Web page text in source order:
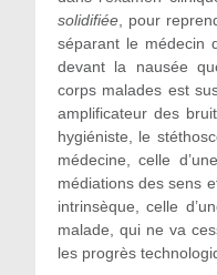
solidifiée, pour
séparant le médecin
devant la nausée
corps malades est
amplificateur des
hygiéniste, le
médecine, celle
médiations des sens
intrinsèque, celle
malade, qui ne va
les progrès